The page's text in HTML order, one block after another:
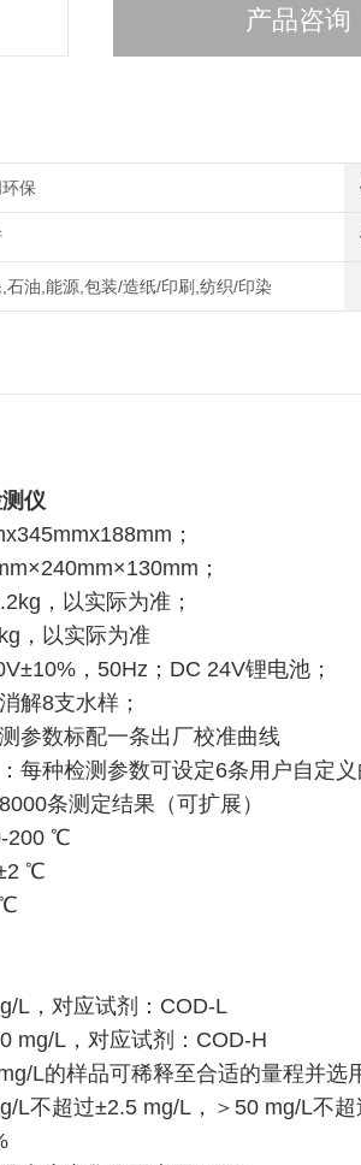
产品咨询
保
石油,能源,包装/造纸/印刷,纺织/印染
仪
；
；
，以实际为准；
，以实际为准
，50Hz；DC 24V锂电池；
解8支水样；
参数标配一条出厂校准曲线
每种检测参数可设定6条用户自定
条测定结果（可扩展）
200 ℃
℃
℃
L，对应试剂：COD-L
mg/L，对应试剂：COD-H
L的样品可稀释至合适的量程并选
L不超过±2.5 mg/L，＞50 mg/L不